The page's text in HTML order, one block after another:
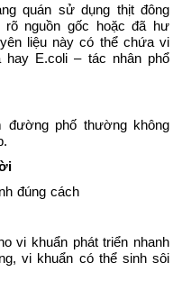
quán sử dụng thịt đông
rõ nguồn gốc hoặc đã hư
liệu này có thể chứa vi
hay E.coli – tác nhân phổ
đường phố thường không
đúng cách
vi khuẩn phát triển nhanh
vi khuẩn có thể sinh sôi